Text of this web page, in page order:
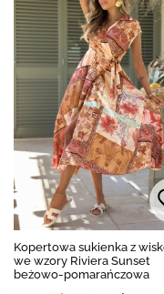
Kopertowa sukienka z
we wzory Riviera Sunset
beżowo-pomarańczowa